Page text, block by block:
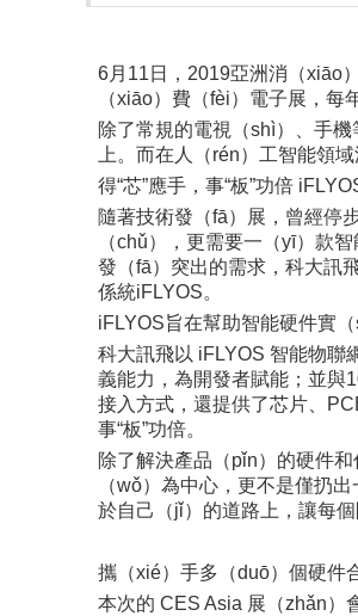
6月11日，2019亞洲消（xiāo
（xiāo）費（fèi）電子展，每
除了常規的電視（shì）、手
上。而在人（rén）工智能領
得“芯”應手，事“板”功倍
隨著技術發（fā）展，曾經停
（chǔ），更需要一（yī）款
發（fā）突出的需求，科大訊
係統iFLYOS。
iFLYOS旨在幫助智能硬件實
科大訊飛以 iFLYOS 智能物聯
義能力，為開發者賦能；並與
接入方式，還提供了芯片、
事“板”功倍。
除了解決產品（pǐn）的硬件
（wǒ）為中心，更不是僅扔
於自己（jǐ）的道路上，讓每
攜（xié）手多（duō）個硬件
本次的 CES Asia 展（zhǎn）